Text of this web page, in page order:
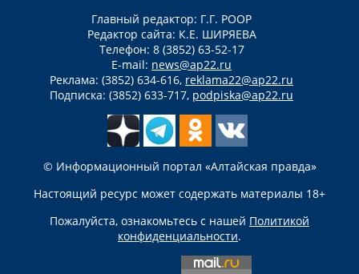
Главный редактор: Г.Г. РООР
Редактор сайта: К.Е. ШИРЯЕВА
Телефон: 8 (3852) 63-52-17
E-mail: news@ap22.ru
Реклама: (3852) 634-616, reklama22@ap22.ru
Подписка: (3852) 633-717, podpiska@ap22.ru
© Информационный портал «Алтайская правда»
Настоящий ресурс может содержать материалы 18+
Пожалуйста, ознакомьтесь с нашей Политикой
конфиденциальности.